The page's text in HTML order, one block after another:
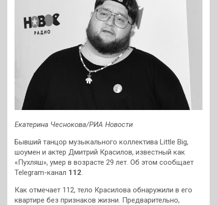
Екатерина Чеснокова/РИА Новости
Бывший танцор музыкального коллектива Little Big,
шоумен и актер Дмитрий Красилов, известный как
«Пухляш», умер в возрасте 29 лет. Об этом сообщает
Telegram-канал 112.
Как отмечает 112, тело Красилова обнаружили в его
квартире без признаков жизни. Предварительно,